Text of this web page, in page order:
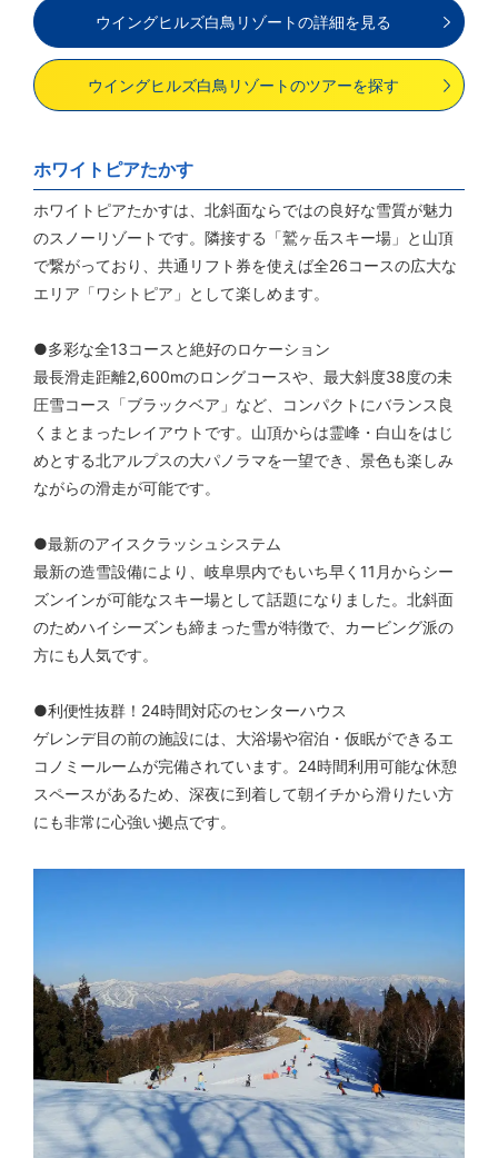
ウイングヒルズ白鳥リゾートの詳細を見る
ウイングヒルズ白鳥リゾートのツアーを探す
ホワイトピアたかす
ホワイトピアたかすは、北斜面ならではの良好な雪質が魅力
のスノーリゾートです。隣接する「鷲ヶ岳スキー場」と山頂
で繋がっており、共通リフト券を使えば全26コースの広大な
エリア「ワシトピア」として楽しめます。
●多彩な全13コースと絶好のロケーション
最長滑走距離2,600mのロングコースや、最大斜度38度の未
圧雪コース「ブラックベア」など、コンパクトにバランス良
くまとまったレイアウトです。山頂からは霊峰・白山をはじ
めとする北アルプスの大パノラマを一望でき、景色も楽しみ
ながらの滑走が可能です。
●最新のアイスクラッシュシステム
最新の造雪設備により、岐阜県内でもいち早く11月からシー
ズンインが可能なスキー場として話題になりました。北斜面
のためハイシーズンも締まった雪が特徴で、カービング派の
方にも人気です。
●利便性抜群！24時間対応のセンターハウス
ゲレンデ目の前の施設には、大浴場や宿泊・仮眠ができるエ
コノミールームが完備されています。24時間利用可能な休憩
スペースがあるため、深夜に到着して朝イチから滑りたい方
にも非常に心強い拠点です。